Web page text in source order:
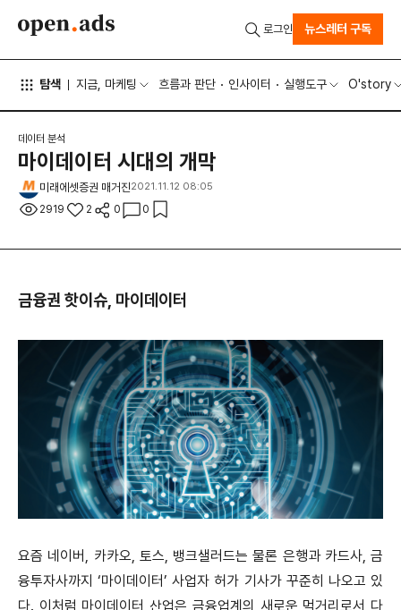
탐색 지금, 마케팅 흐름과 판단 인사이터 실행도구 O'story
로그인 뉴스레터 구독
데이터 분석
마이데이터 시대의 개막
미래에셋증권 매거진2021.11.12 08:05
2919 2 0 0
금융권 핫이슈, 마이데이터
요즘 네이버, 카카오, 토스, 뱅크샐러드는 물론 은행과 카드사, 금
융투자사까지 ‘마이데이터’ 사업자 허가 기사가 꾸준히 나오고 있
다. 이처럼 마이데이터 산업은 금융업계의 새로운 먹거리로서 다